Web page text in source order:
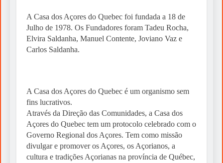
A Casa dos Açores do Quebec foi fundada a 18 de
Julho de 1978. Os Fundadores foram Tadeu Rocha,
Elvira Saldanha, Manuel Contente, Joviano Vaz e
Carlos Saldanha.
A Casa dos Açores do Quebec é um organismo sem
fins lucrativos.
Através da Direção das Comunidades, a Casa dos
Açores do Quebec tem um protocolo celebrado com o
Governo Regional dos Açores. Tem como missão
divulgar e promover os Açores, os Açorianos, a
cultura e tradições Açorianas na província de Québec,